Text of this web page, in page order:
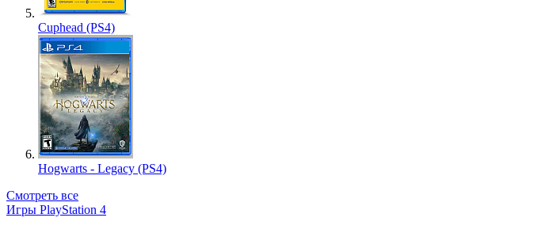
Cuphead (PS4)
Hogwarts - Legacy (PS4)
Смотреть все
Игры PlayStation 4